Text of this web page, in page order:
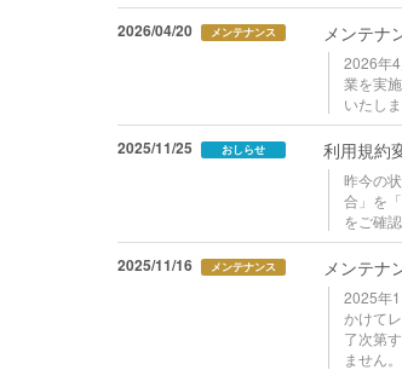
2026/04/20 メンテナンス メンテナ
2026年
業を実
いたし
2025/11/25 おしらせ 利用規約
昨今の
合」を
をご確
2025/11/16 メンテナンス メンテナ
2025年
かけて
了次第
ません。